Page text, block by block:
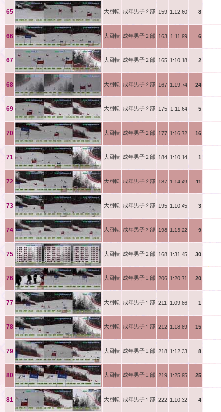
65 大回転 成年男子２部 159 1:12.60 8
66 大回転 成年男子２部 163 1:11.99 6
67 大回転 成年男子２部 165 1:10.18 2
68 大回転 成年男子２部 167 1:19.74 24
69 大回転 成年男子２部 175 1:11.64 5
70 大回転 成年男子２部 177 1:16.72 16
71 大回転 成年男子２部 184 1:10.14 1
72 大回転 成年男子２部 187 1:14.49 11
73 大回転 成年男子２部 195 1:10.45 3
74 大回転 成年男子２部 198 1:13.22 9
75 大回転 成年男子２部 168 1:31.45 30
76 大回転 成年男子１部 206 1:20.71 20
77 大回転 成年男子１部 211 1:09.86 1
78 大回転 成年男子１部 212 1:18.89 15
79 大回転 成年男子１部 218 1:12.33 8
80 大回転 成年男子１部 219 1:25.95 25
81 大回転 成年男子１部 222 1:10.32 4